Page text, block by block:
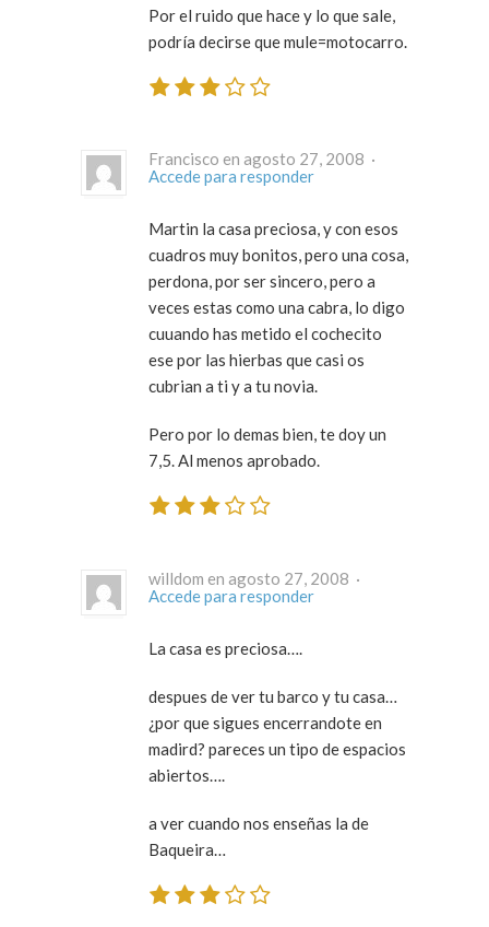
Por el ruido que hace y lo que sale,
podría decirse que mule=motocarro.
Francisco en agosto 27, 2008 ·
Accede para responder
Martin la casa preciosa, y con esos
cuadros muy bonitos, pero una cosa,
perdona, por ser sincero, pero a
veces estas como una cabra, lo digo
cuuando has metido el cochecito
ese por las hierbas que casi os
cubrian a ti y a tu novia.
Pero por lo demas bien, te doy un
7,5. Al menos aprobado.
willdom en agosto 27, 2008 ·
Accede para responder
La casa es preciosa….
despues de ver tu barco y tu casa…
¿por que sigues encerrandote en
madird? pareces un tipo de espacios
abiertos….
a ver cuando nos enseñas la de
Baqueira…